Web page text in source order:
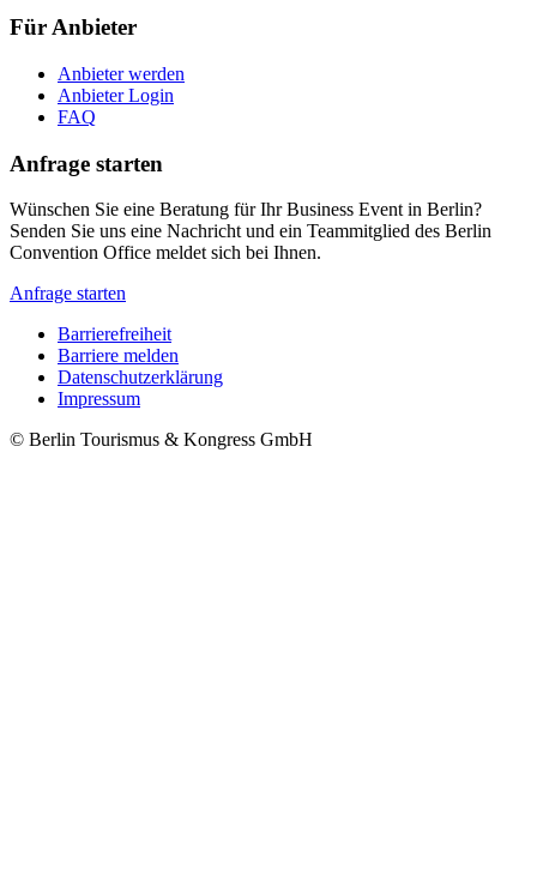
Für Anbieter
Anbieter werden
Anbieter Login
FAQ
Anfrage starten
Wünschen Sie eine Beratung für Ihr Business Event in Berlin?
Senden Sie uns eine Nachricht und ein Teammitglied des Berlin
Convention Office meldet sich bei Ihnen.
Anfrage starten
Metanavigation
Barrierefreiheit
Barriere melden
Datenschutzerklärung
Impressum
© Berlin Tourismus & Kongress GmbH